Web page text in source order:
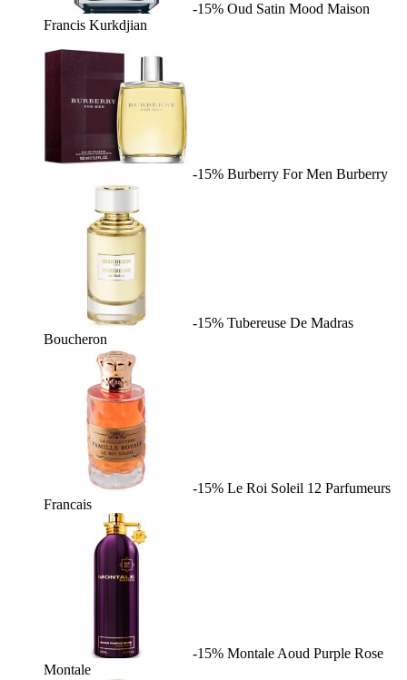
-15% Oud Satin Mood Maison
Francis Kurkdjian
-15% Burberry For Men Burberry
-15% Tubereuse De Madras
Boucheron
-15% Le Roi Soleil 12 Parfumeurs
Francais
-15% Montale Aoud Purple Rose
Montale